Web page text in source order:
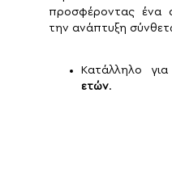
προσφέροντας ένα
την ανάπτυξη
Κατάλληλο
ετών.